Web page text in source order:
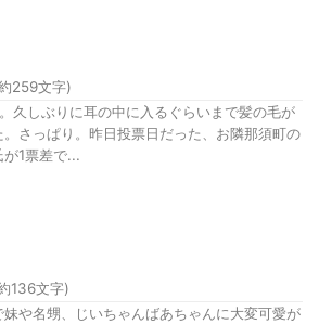
259文字)
久しぶりに耳の中に入るぐらいまで髪の毛が
さっぱり。昨日投票日だった、お隣那須町の
1票差で...
136文字)
や名甥、じいちゃんばあちゃんに大変可愛が